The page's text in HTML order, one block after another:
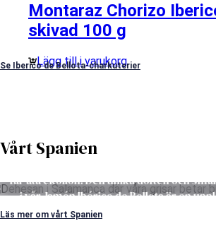
Montaraz Chorizo
skivad 100 g
Lägg till i varukorg
Se Iberico de Bellota-charkuterier
Vårt Spanien
får äta ekollon. Den unika doften och
i vår Jamón Ibérico de Bellota är en
kan förstås när man smakat
Läs mer om vårt Spanien